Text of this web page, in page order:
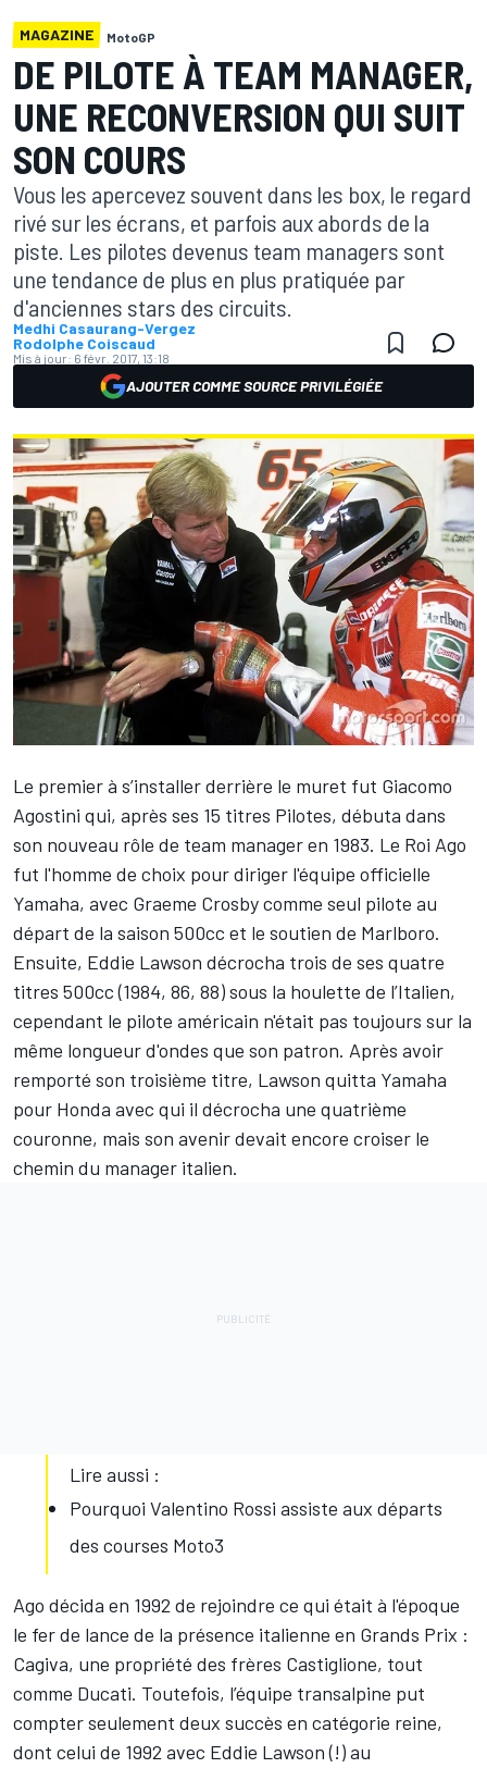
MAGAZINE MotoGP
DE PILOTE À TEAM MANAGER,
UNE RECONVERSION QUI SUIT
SON COURS
Vous les apercevez souvent dans les box, le regard
rivé sur les écrans, et parfois aux abords de la
piste. Les pilotes devenus team managers sont
une tendance de plus en plus pratiquée par
d'anciennes stars des circuits.
Medhi Casaurang-Vergez
Rodolphe Coiscaud
Mis à jour: 6 févr. 2017, 13:18
AJOUTER COMME SOURCE PRIVILÉGIÉE
Le premier à s’installer derrière le muret fut Giacomo
Agostini qui, après ses 15 titres Pilotes, débuta dans
son nouveau rôle de team manager en 1983. Le Roi Ago
fut l'homme de choix pour diriger l'équipe officielle
Yamaha, avec Graeme Crosby comme seul pilote au
départ de la saison 500cc et le soutien de Marlboro.
Ensuite, Eddie Lawson décrocha trois de ses quatre
titres 500cc (1984, 86, 88) sous la houlette de l’Italien,
cependant le pilote américain n'était pas toujours sur la
même longueur d'ondes que son patron. Après avoir
remporté son troisième titre, Lawson quitta Yamaha
pour Honda avec qui il décrocha une quatrième
couronne, mais son avenir devait encore croiser le
chemin du manager italien.
Lire aussi :
Pourquoi Valentino Rossi assiste aux départs
des courses Moto3
Ago décida en 1992 de rejoindre ce qui était à l'époque
le fer de lance de la présence italienne en Grands Prix :
Cagiva, une propriété des frères Castiglione, tout
comme Ducati. Toutefois, l’équipe transalpine put
compter seulement deux succès en catégorie reine,
dont celui de 1992 avec Eddie Lawson (!) au